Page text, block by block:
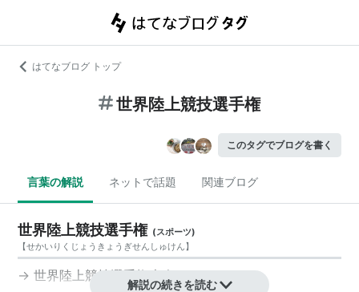
はてなブログ トップ
世界陸上競技選手権
このタグでブログを書く
言葉の解説 ネットで話題 関連ブログ
世界陸上競技選手権 (スポーツ)
【せかいりくじょうきょうぎせんしゅけん】
→世界陸上競技選手権大会
解説の続きを読む